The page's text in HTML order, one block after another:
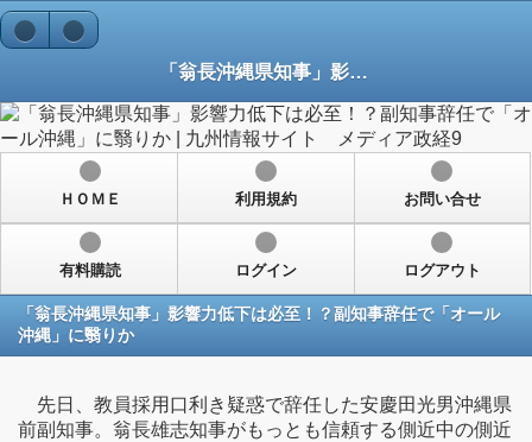
「翁長沖縄県知事」影響力低下は必至！？副知事辞任で「オール沖縄」に翳りか
ＨＯＭＥ 利用規約 お問い合せ
有料購読 ログイン ログアウト
「翁長沖縄県知事」影響力低下は必至！？副知事辞任で「オール
沖縄」に翳りか
先日、教員採用口利き疑惑で辞任した安慶田光男沖縄県
前副知事。翁長雄志知事がもっとも信頼する側近中の側近